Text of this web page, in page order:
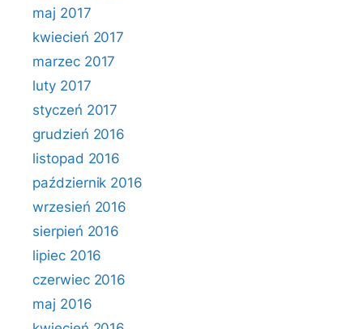
maj 2017
kwiecień 2017
marzec 2017
luty 2017
styczeń 2017
grudzień 2016
listopad 2016
październik 2016
wrzesień 2016
sierpień 2016
lipiec 2016
czerwiec 2016
maj 2016